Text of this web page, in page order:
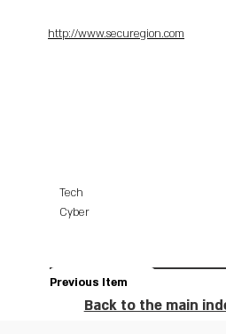
http://www.securegion.com
Previous Item
Tech
Cyber
Back to the main